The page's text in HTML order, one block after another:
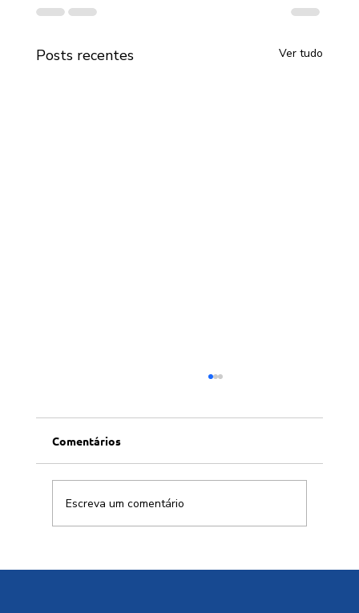
Posts recentes Ver tudo
Comentários
Escreva um comentário